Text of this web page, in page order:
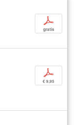
p
gratis
p
€ 9,95